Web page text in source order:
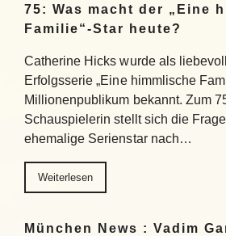
75: Was macht der „Eine
Familie“-Star heute?
Catherine Hicks wurde als
Erfolgsserie „Eine himmlische
Millionenpublikum bekannt. Zum
Schauspielerin stellt sich die
ehemalige Serienstar nach…
Weiterlesen
München News : Vadim